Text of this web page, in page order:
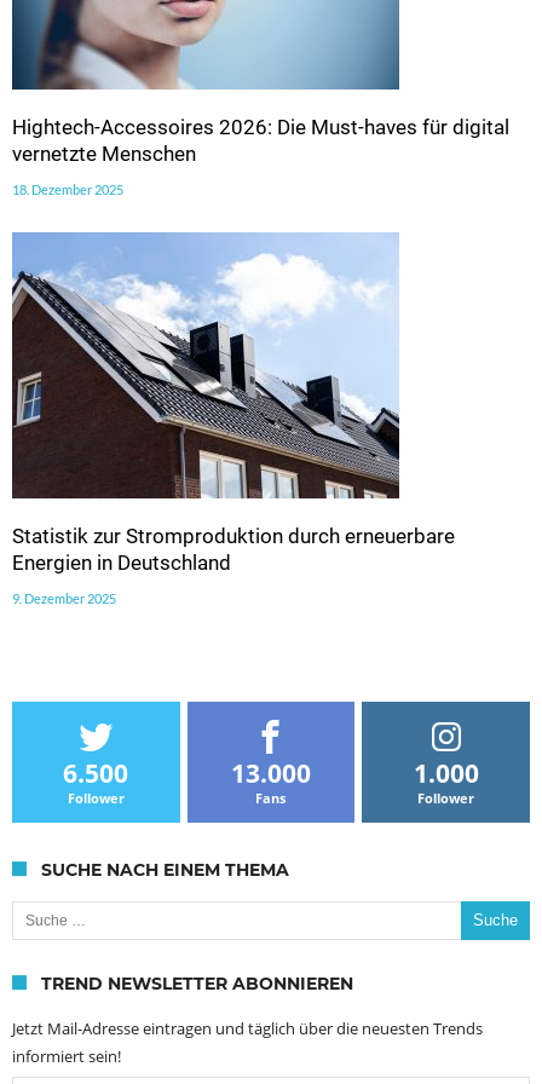
Hightech-Accessoires 2026: Die Must-haves für digital
vernetzte Menschen
18. Dezember 2025
Statistik zur Stromproduktion durch erneuerbare
Energien in Deutschland
9. Dezember 2025
6.500
Follower
13.000
Fans
1.000
Follower
SUCHE NACH EINEM THEMA
Suche nach:
TREND NEWSLETTER ABONNIEREN
Jetzt Mail-Adresse eintragen und täglich über die neuesten Trends
informiert sein!